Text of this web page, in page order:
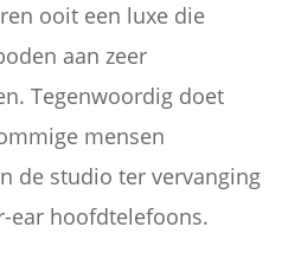
ooit een luxe die
aan zeer
Tegenwoordig doet
mensen
de studio ter vervanging
ear hoofdtelefoons.